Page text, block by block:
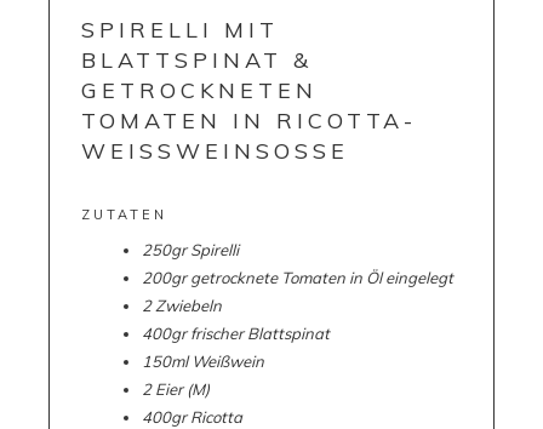
SPIRELLI MIT
BLATTSPINAT &
GETROCKNETEN
TOMATEN IN RICOTTA-
WEISSWEINSOSSE
ZUTATEN
250gr Spirelli
200gr getrocknete Tomaten in Öl eingelegt
2 Zwiebeln
400gr frischer Blattspinat
150ml Weißwein
2 Eier (M)
400gr Ricotta